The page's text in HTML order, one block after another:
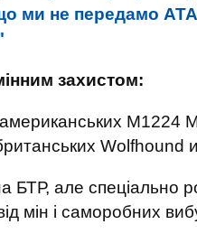
не передамо
захистом:
M1224
Wolfhound
але спеціально
мін і саморобних